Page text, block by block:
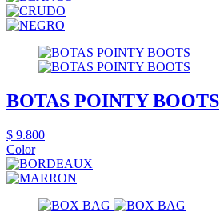
BOTAS POINTY BOOTS
$ 9.800
Color